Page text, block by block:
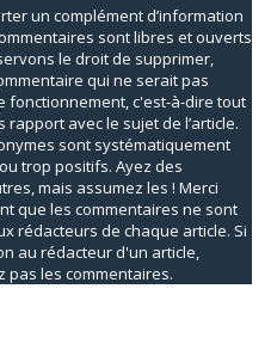
un complément d’information
sont libres et ouverts
le droit de supprimer,
qui ne serait pas
fonctionnement, c'est-à-dire tout
avec le sujet de l’article.
sont systématiquement
trop positifs. Ayez des
mais assumez les ! Merci
que les commentaires ne sont
rédacteurs de chaque article. Si
au rédacteur d'un article,
pas les commentaires.